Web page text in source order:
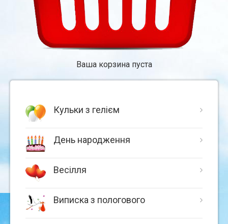
Ваша корзина пуста
Кульки з гелієм
День народження
Весілля
Виписка з пологового